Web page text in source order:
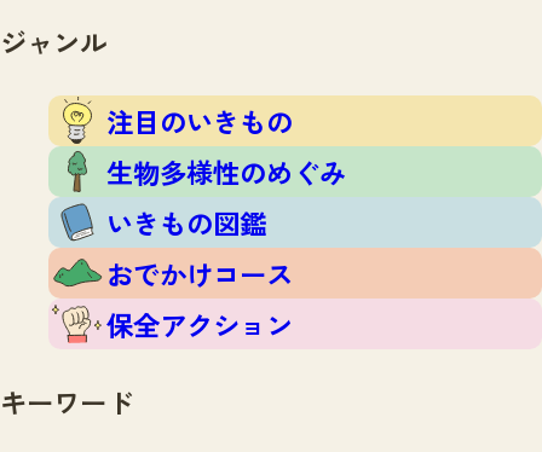
注目のいきもの
いきもの図鑑
おでかけコース
保全アクション
調査レポート
調査レポートTOP
調査結果
ふくおかいきものマップ
マッチング
マッチングTOP
掲載申し込みフォーム
お問合せ
ジャンル
注目のいきもの
生物多様性のめぐみ
いきもの図鑑
おでかけコース
保全アクション
キーワード